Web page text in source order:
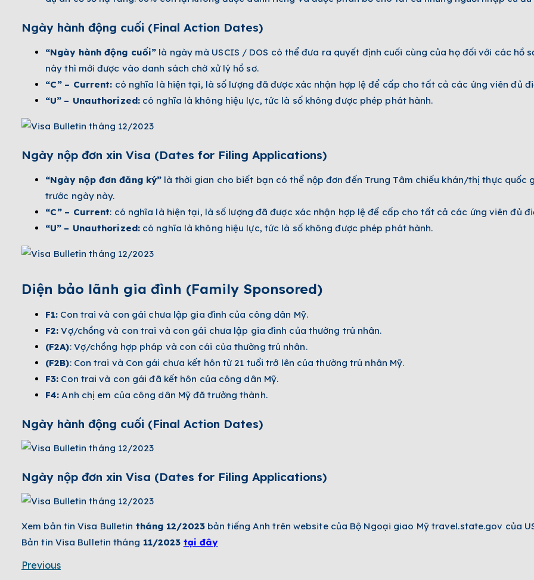
Ngày hành động cuối (Final Action Dates)
“Ngày hành động cuối” là ngày mà USCIS / DOS có thể đưa ra quyết định cuối cùng của họ đối với các hồ
này thì mới được vào danh sách chờ xử lý hồ sơ.
“C” – Current: có nghĩa là hiện tại, là số lượng đã được xác nhận hợp lệ để cấp cho tất cả các ứng viên đủ
“U” – Unauthorized:có nghĩa là không hiệu lực, tức là số không được phép phát hành.
Ngày nộp đơn xin Visa (Dates f­or Filing Applications)
“Ngày nộp đơn đăng ký” là thời gian cho biết bạn có thể nộp đơn đến Trung Tâm chiếu khán/thị thực quốc
trước ngày này.
“C” – Current: có nghĩa là hiện tại, là số lượng đã được xác nhận hợp lệ để cấp cho tất cả các ứng viên đủ
“U” – Unauthorized:có nghĩa là không hiệu lực, tức là số không được phép phát hành.
Diện bảo lãnh gia đình (Family Sponsored)­
F1: Con trai và con gái chưa lập gia đình của công dân Mỹ.
F2: Vợ/chồng và con trai và con gái chưa lập gia đình của thường trú nhân.
(F2A): Vợ/chồng hợp pháp và con cái của thường trú nhân.
(F2B): Con trai và Con gái chưa kết hôn từ 21 tuổi trở lên của thường trú nhân Mỹ.
F3: Con trai và con gái đã kết hôn của công dân Mỹ.
F4: Anh chị em của công dân Mỹ đã trưởng thành.
Ngày hành động cuối (Final Action Dates)
Ngày nộp đơn xin Visa (Dates for Filing Applications)
Xem bản tin Visa Bulletin tháng 12/2023bản tiếng Anh trên website của Bộ Ngoại giao Mỹ travel.state.gov của
Bản tin Visa Bulletin tháng 11/2023 tại đây
Previous